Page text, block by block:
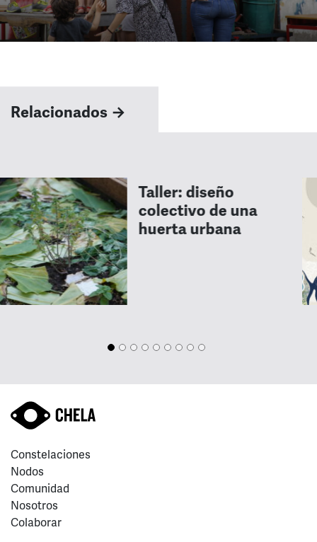
Relacionados →
Taller: diseño
colectivo de una
huerta urbana
Constelaciones
Nodos
Comunidad
Nosotros
Colaborar